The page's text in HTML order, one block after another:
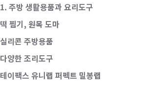
1. 주방 생활용품과 요리도구
떡 찜기, 원목 도마
실리콘 주방용품
다양한 조리도구
테이팩스 유니랩 퍼펙트 밀봉랩